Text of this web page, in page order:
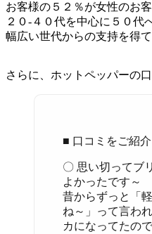
お客様の５２％が女性のお
２０-４０代を中心に５０代
幅広い世代からの支持を得
さらに、ホットペッパーの
■ 口コミをご紹
〇 思い切ってブ
よかったです～
昔からずっと「
ね～」って言わ
カになってたの